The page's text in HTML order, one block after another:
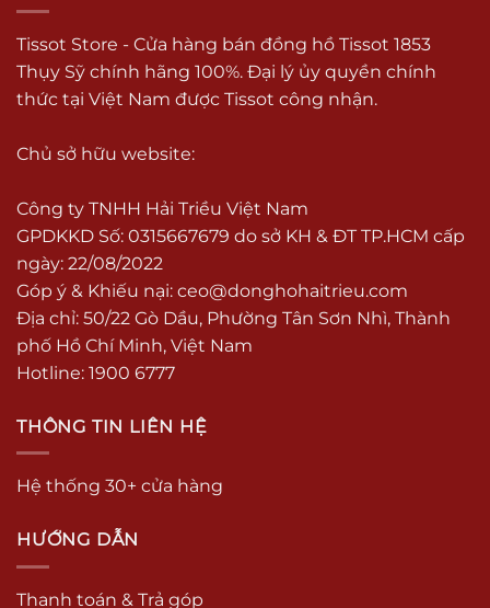
Tissot Store - Cửa hàng bán đồng hồ Tissot 1853
Thụy Sỹ chính hãng 100%. Đại lý ủy quyền chính
thức tại Việt Nam được Tissot công nhận.
Chủ sở hữu website:
Công ty TNHH Hải Triều Việt Nam
GPDKKD Số: 0315667679 do sở KH & ĐT TP.HCM cấp
ngày: 22/08/2022
Góp ý & Khiếu nại: ceo@donghohaitrieu.com
Địa chỉ: 50/22 Gò Dầu, Phường Tân Sơn Nhì, Thành
phố Hồ Chí Minh, Việt Nam
Hotline: 1900 6777
THÔNG TIN LIÊN HỆ
Hệ thống 30+ cửa hàng
HƯỚNG DẪN
Thanh toán & Trả góp